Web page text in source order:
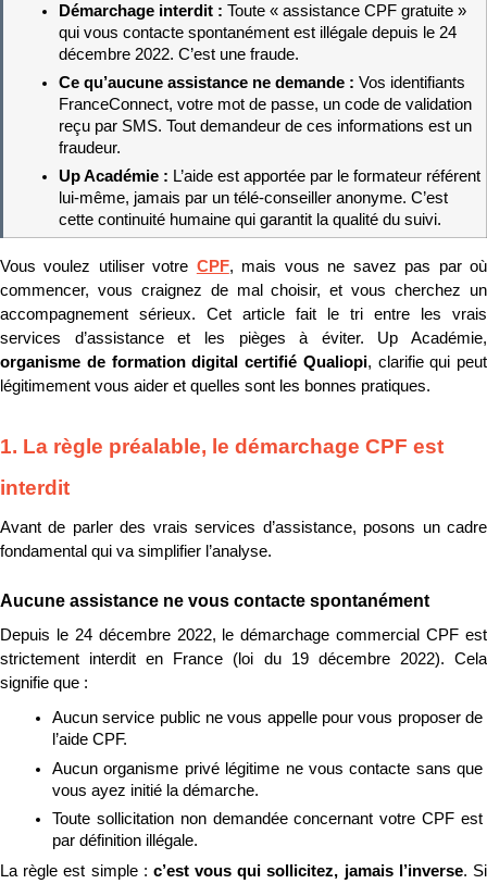
Démarchage interdit : Toute « assistance CPF gratuite »
qui vous contacte spontanément est illégale depuis le 24
décembre 2022. C’est une fraude.
Ce qu’aucune assistance ne demande : Vos identifiants
FranceConnect, votre mot de passe, un code de validation
reçu par SMS. Tout demandeur de ces informations est un
fraudeur.
Up Académie : L’aide est apportée par le formateur référent
lui-même, jamais par un télé-conseiller anonyme. C’est
cette continuité humaine qui garantit la qualité du suivi.
Vous voulez utiliser votre CPF, mais vous ne savez pas par où
commencer, vous craignez de mal choisir, et vous cherchez un
accompagnement sérieux. Cet article fait le tri entre les vrais
organisme de formation digital certifié Qualiopi, clarifie qui peut
légitimement vous aider et quelles sont les bonnes pratiques.
1. La règle préalable, le démarchage CPF est
interdit
Avant de parler des vrais services d’assistance, posons un cadre
fondamental qui va simplifier l’analyse.
Aucune assistance ne vous contacte spontanément
Depuis le 24 décembre 2022, le démarchage commercial CPF est
strictement interdit en France (loi du 19 décembre 2022). Cela
signifie que :
Aucun service public ne vous appelle pour vous proposer de
l’aide CPF.
Aucun organisme privé légitime ne vous contacte sans que
vous ayez initié la démarche.
Toute sollicitation non demandée concernant votre CPF est
par définition illégale.
La règle est simple : c’est vous qui sollicitez, jamais l’inverse. Si